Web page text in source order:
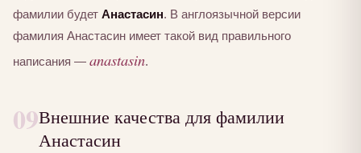
фамилии будет Анастасин. В англоязычной версии
фамилия Анастасин имеет такой вид правильного
написания — anastasin.
09Внешние качества для фамилии
Анастасин